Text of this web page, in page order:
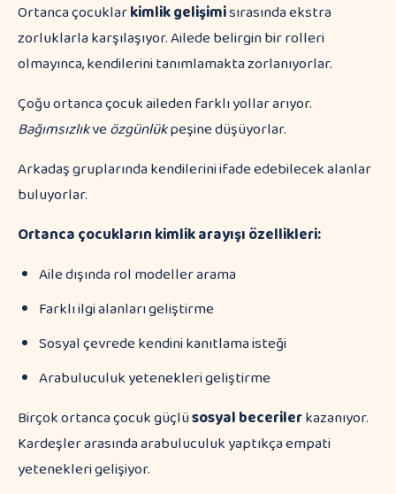
Ortanca çocuklarkimlik gelişimisırasında ekstra
zorluklarla karşılaşıyor. Ailede belirgin bir rolleri
olmayınca, kendilerini tanımlamakta zorlanıyorlar.
Çoğu ortanca çocuk aileden farklı yollar arıyor.
Bağımsızlıkveözgünlükpeşine düşüyorlar.
Arkadaş gruplarında kendilerini ifade edebilecek alanlar
buluyorlar.
Ortanca çocukların kimlik arayışı özellikleri:
Aile dışında rol modeller arama
Farklı ilgi alanları geliştirme
Sosyal çevrede kendini kanıtlama isteği
Arabuluculuk yetenekleri geliştirme
Birçok ortanca çocuk güçlüsosyal becerilerkazanıyor.
Kardeşler arasında arabuluculuk yaptıkça empati
yetenekleri gelişiyor.